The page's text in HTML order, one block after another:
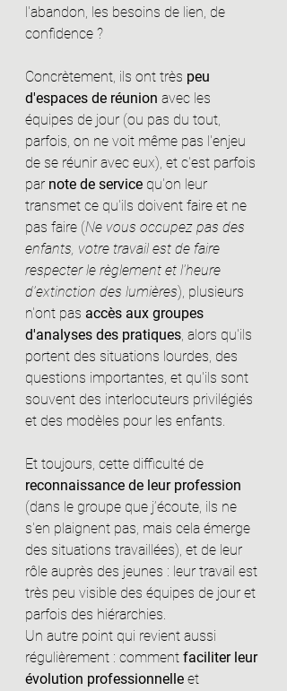
l'abandon, les besoins de lien, de
confidence ?
Concrètement, ils ont très peu
d'espaces de réunion avec les
équipes de jour (ou pas du tout,
parfois, on ne voit même pas l'enjeu
de se réunir avec eux), et c'est parfois
par note de service qu'on leur
transmet ce qu'ils doivent faire et ne
pas faire (Ne vous occupez pas des
enfants, votre travail est de faire
respecter le règlement et l'heure
d’extinction des lumières), plusieurs
n'ont pas accès aux groupes
d'analyses des pratiques, alors qu'ils
portent des situations lourdes, des
questions importantes, et qu'ils sont
souvent des interlocuteurs privilégiés
et des modèles pour les enfants.
Et toujours, cette difficulté de
reconnaissance de leur profession
(dans le groupe que j’écoute, ils ne
s'en plaignent pas, mais cela émerge
des situations travaillées), et de leur
rôle auprès des jeunes : leur travail est
très peu visible des équipes de jour et
parfois des hiérarchies.
Un autre point qui revient aussi
régulièrement : comment faciliter leur
évolution professionnelle et